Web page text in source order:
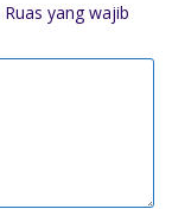
Ruas yang wajib